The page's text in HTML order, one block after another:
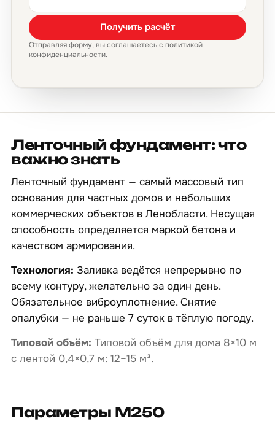
Получить расчёт
Отправляя форму, вы соглашаетесь с политикой
конфиденциальности.
Ленточный фундамент: что
важно знать
Ленточный фундамент — самый массовый тип
основания для частных домов и небольших
коммерческих объектов в Ленобласти. Несущая
способность определяется маркой бетона и
качеством армирования.
Технология: Заливка ведётся непрерывно по
всему контуру, желательно за один день.
Обязательное виброуплотнение. Снятие
опалубки — не раньше 7 суток в тёплую погоду.
Типовой объём: Типовой объём для дома 8×10 м
с лентой 0,4×0,7 м: 12–15 м³.
Параметры М250